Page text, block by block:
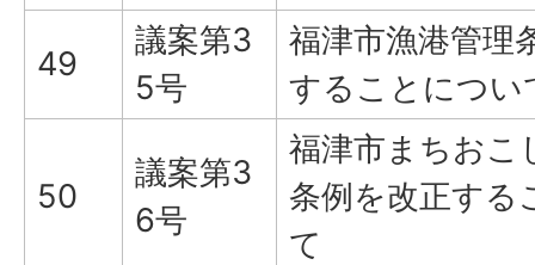
49
議案第3
5号
福津市漁港管理
することについ
50
議案第3
6号
福津市まちおこ
条例を改正する
て